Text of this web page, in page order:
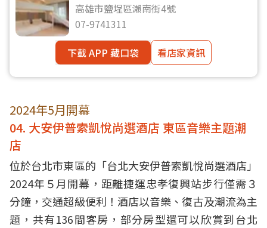
高雄市鹽埕區瀨南街4號
07-9741311
下載 APP 藏口袋
看店家資訊
2024年5月開幕
04. 大安伊普索凱悅尚選酒店 東區音樂主題潮
店
位於台北市東區的「台北大安伊普索凱悅尚選酒店」
2024年５月開幕，距離捷運忠孝復興站步行僅需３
分鐘，交通超級便利！酒店以音樂、復古及潮流為主
題，共有136間客房，部分房型還可以欣賞到台北